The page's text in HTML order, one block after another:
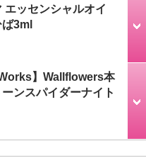
エッセンシャルオイ
ば3ml
】Wallflowers本
ンスパイダーナイト